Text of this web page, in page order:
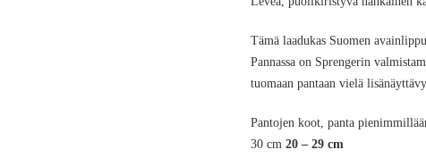
Tämä laadukas Suomen
Pannassa on Sprengerin
tuomaan pantaan vielä
Pantojen koot, panta
30 cm 20 – 29 cm